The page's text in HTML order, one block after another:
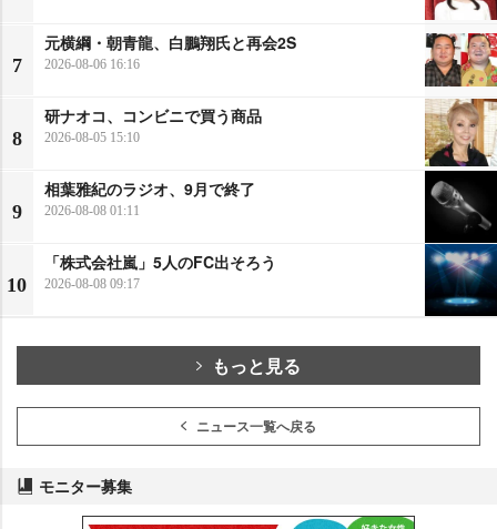
7
元横綱・朝青龍、白鵬翔氏と再会2S
2026-08-06 16:16
8
研ナオコ、コンビニで買う商品
2026-08-05 15:10
9
相葉雅紀のラジオ、9月で終了
2026-08-08 01:11
10
「株式会社嵐」5人のFC出そろう
2026-08-08 09:17
もっと見る
ニュース一覧へ戻る
モニター募集